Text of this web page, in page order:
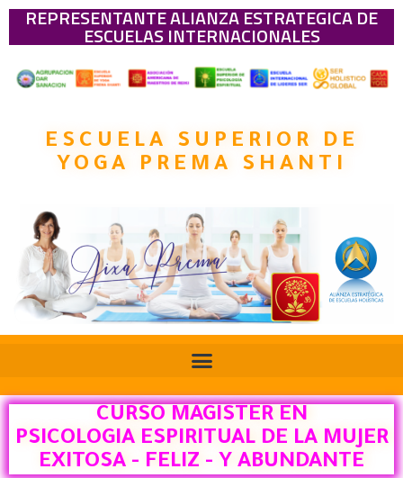
REPRESENTANTE ALIANZA ESTRATEGICA DE
ESCUELAS INTERNACIONALES
ESCUELA SUPERIOR DE
YOGA PREMA SHANTI
CURSO MAGISTER EN
PSICOLOGIA ESPIRITUAL DE LA MUJER
EXITOSA - FELIZ - Y ABUNDANTE